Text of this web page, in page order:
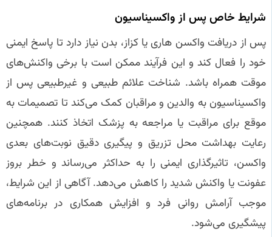
شرایط خاص پس از واکسیناسیون
پس از دریافت واکسن هاری یا کزاز، بدن نیاز دارد تا پاسخ ایمنی
خود را فعال کند و این فرآیند ممکن است با برخی واکنش‌های
موقت همراه باشد. شناخت علائم طبیعی و غیرطبیعی پس از
واکسیناسیون به والدین و مراقبان کمک می‌کند تا تصمیمات به
موقع برای مراقبت یا مراجعه به پزشک اتخاذ کنند. همچنین
رعایت بهداشت محل تزریق و پیگیری دقیق نوبت‌های بعدی
واکسن، تاثیرگذاری ایمنی را به حداکثر می‌رساند و خطر بروز
عفونت یا واکنش شدید را کاهش می‌دهد. آگاهی از این شرایط،
موجب آرامش روانی فرد و افزایش همکاری در برنامه‌های
پیشگیری می‌شود.